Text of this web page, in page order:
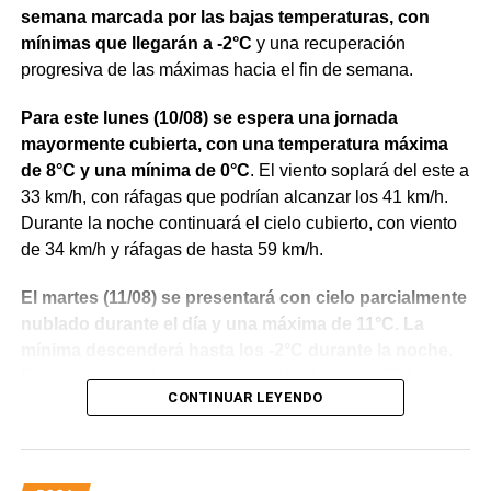
semana marcada por las bajas temperaturas, con
mínimas que llegarán a -2°C y una recuperación
progresiva de las máximas hacia el fin de semana.
Para este lunes (10/08) se espera una jornada
mayormente cubierta, con una temperatura máxima
de 8°C y una mínima de 0°C. El viento soplará del este a
33 km/h, con ráfagas que podrían alcanzar los 41 km/h.
Durante la noche continuará el cielo cubierto, con viento
de 34 km/h y ráfagas de hasta 59 km/h.
El martes (11/08) se presentará con cielo parcialmente
nublado durante el día y una máxima de 11°C. La
El viento será del noreste, con velocidades de 37 km/h y
ráfagas de hasta 54 km/h durante el día.
Para el miércoles (12/08) se anticipa una mejora en las
CONTINUAR LEYENDO